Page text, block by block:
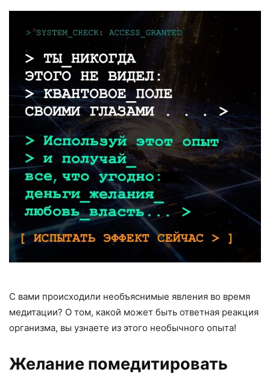
С вами происходили необъяснимые явления во время
медитации? О том, какой может быть ответная реакция
организма, вы узнаете из этого необычного опыта!
Желание помедитировать